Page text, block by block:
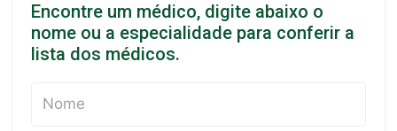
Encontre um médico, digite abaixo o
nome ou a especialidade para conferir a
lista dos médicos.